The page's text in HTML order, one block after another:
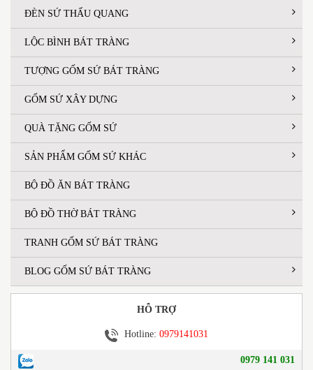
ĐÈN SỨ THẤU QUANG
LỘC BÌNH BÁT TRÀNG
TƯỢNG GỐM SỨ BÁT TRÀNG
GỐM SỨ XÂY DỰNG
QUÀ TẶNG GỐM SỨ
SẢN PHẨM GỐM SỨ KHÁC
BỘ ĐỒ ĂN BÁT TRÀNG
BỘ ĐỒ THỜ BÁT TRÀNG
TRANH GỐM SỨ BÁT TRÀNG
BLOG GỐM SỨ BÁT TRÀNG
HỖ TRỢ
Hotline: 0979141031
0979 141 031